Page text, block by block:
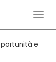
e